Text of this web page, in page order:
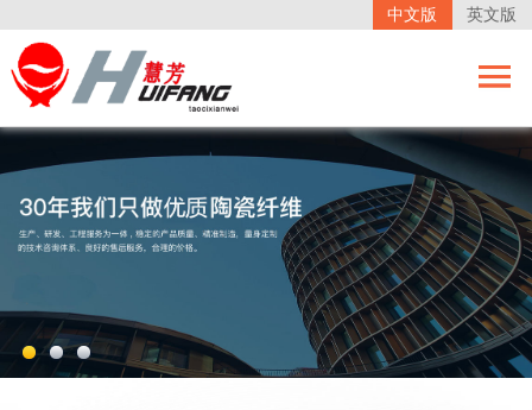
中文版 英文版